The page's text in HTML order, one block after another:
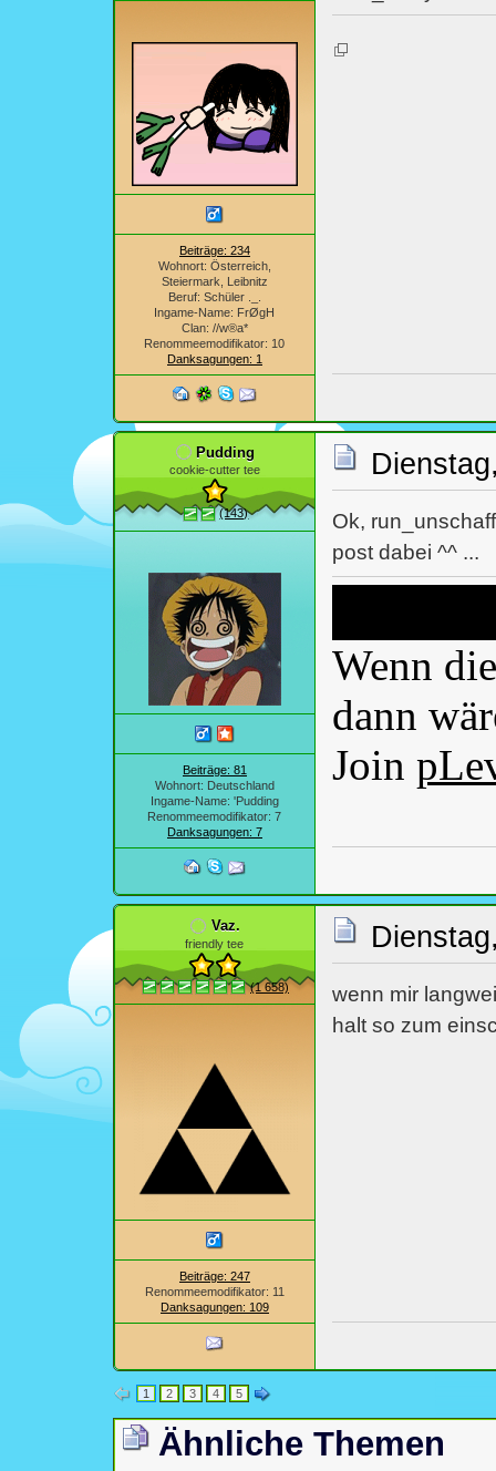
Beiträge: 234
Wohnort: Österreich,
Steiermark, Leibnitz
Beruf: Schüler ._.
Ingame-Name: FrØgH
Clan: //w®a*
Renommeemodifikator: 10
Danksagungen: 1
Pudding
cookie-cutter tee
(143)
Beiträge: 81
Wohnort: Deutschland
Ingame-Name: 'Pudding
Renommeemodifikator: 7
Danksagungen: 7
Ok,
post dabei ^^ ...
Wenn
dann
Join
Vaz.
friendly tee
(1 658)
Beiträge: 247
Renommeemodifikator: 11
Danksagungen: 109
wenn mir
halt so zum
1 2 3 4 5
Ähnliche Themen